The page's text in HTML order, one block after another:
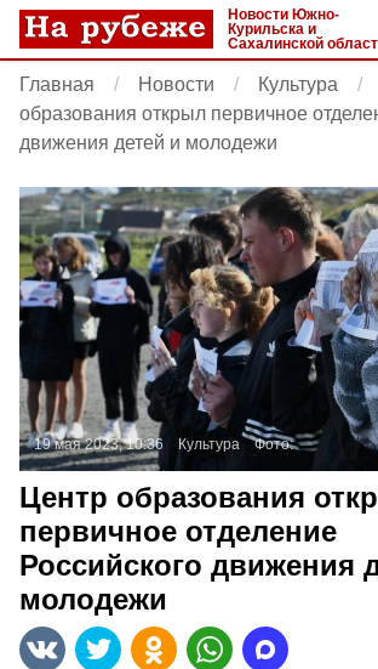
Новости Южно-
Курильска и
Сахалинской
Главная Новости Культура
образования открыл первичное
движения детей и молодежи
19 мая 2023, 10:36 Культура Фото:
Центр образования
первичное отделение
Российского движения
молодежи